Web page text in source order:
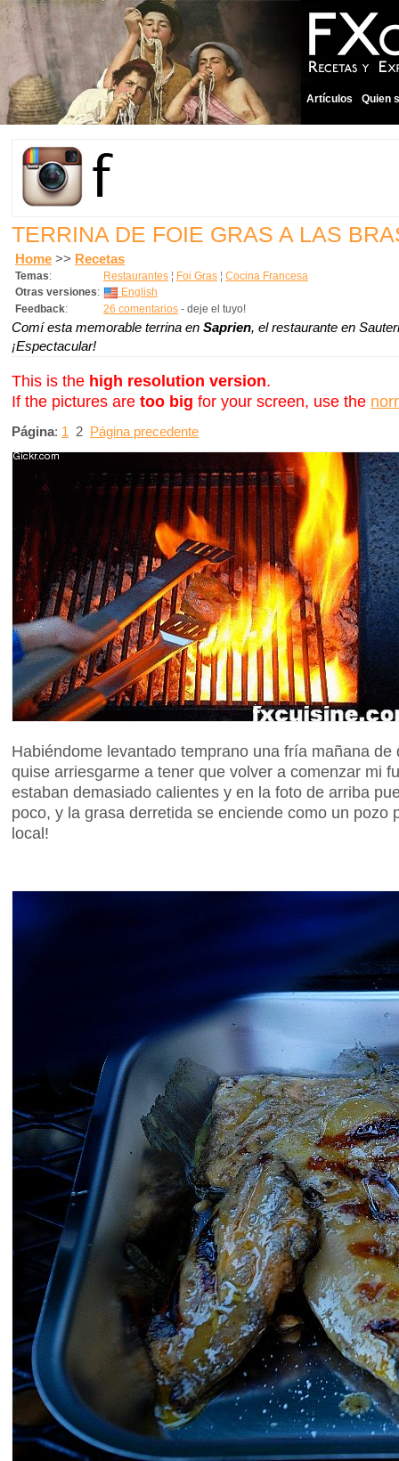
Artículos Quien
TERRINA DE FOIE GRAS A LAS
Home >> Recetas
Temas: Restaurantes ¦ Foi Gras ¦ Cocina Francesa
Otras versiones:
English
Feedback: 26 comentarios - deje el tuyo!
Comí esta memorable terrina en Saprien, el restaurante en
¡Espectacular!
This is the high resolution version.
If the pictures are too big for your screen, use the
Página: 1 2 Página precedente
Habiéndome levantado temprano una fría mañana
quise arriesgarme a tener que volver a comenzar mi
estaban demasiado calientes y en la foto de arriba
poco, y la grasa derretida se enciende como un
local!